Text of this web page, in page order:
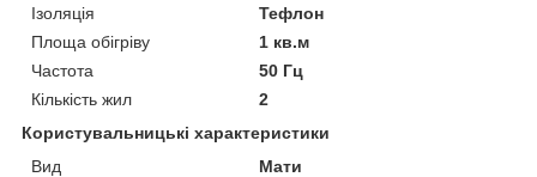
Ізоляція
Тефлон
Площа обігріву
1 кв.м
Частота
50 Гц
Кількість жил
2
Користувальницькі характеристики
Вид
Мати